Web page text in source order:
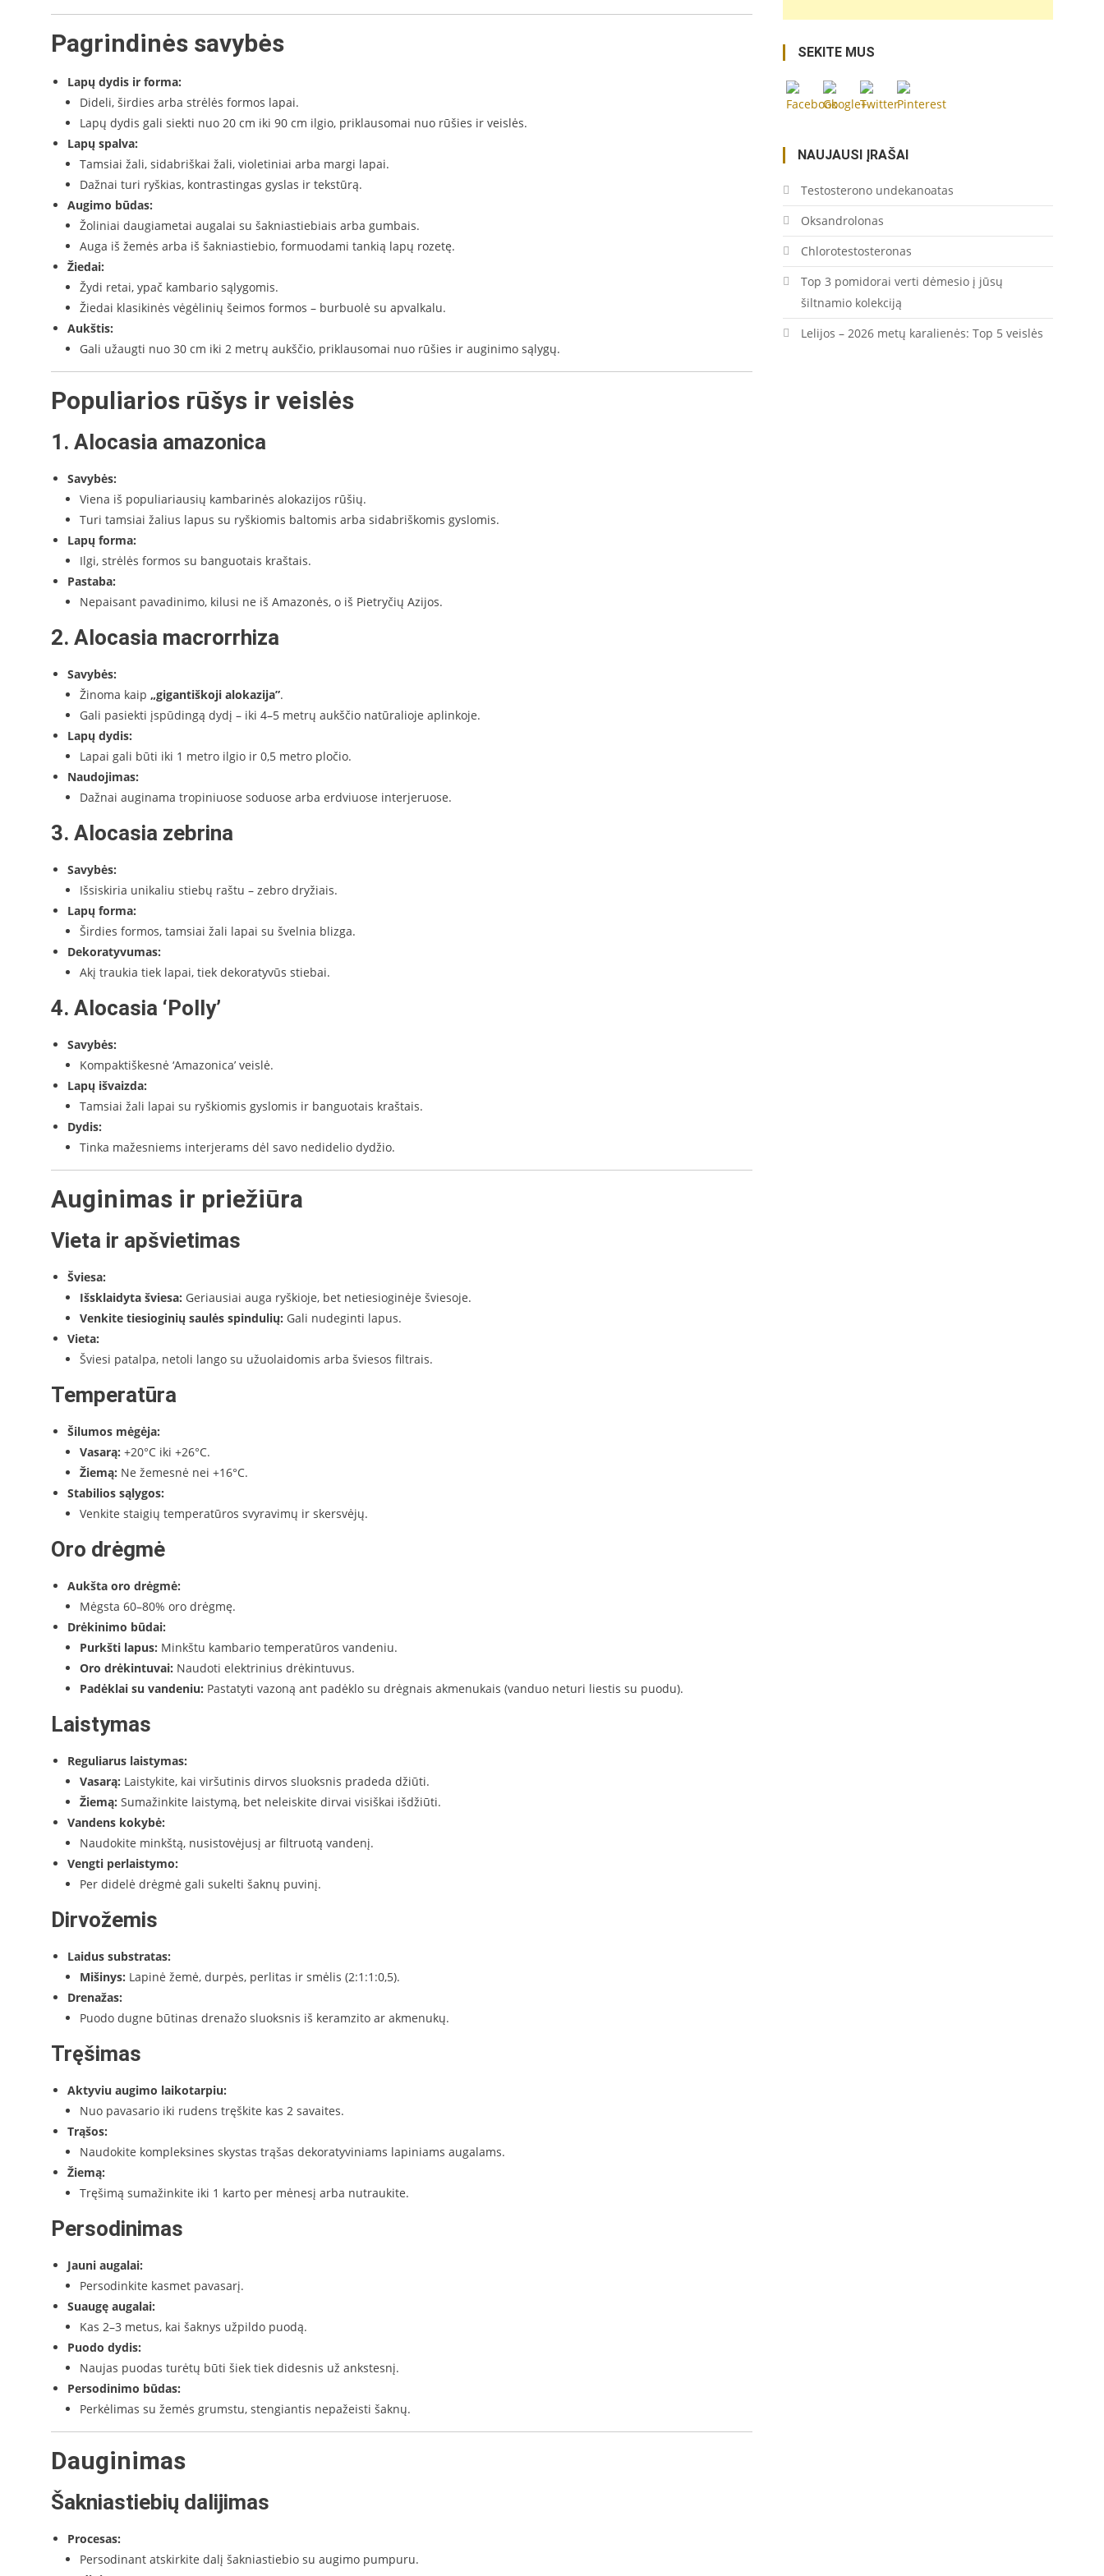
Pagrindinės savybės
Lapų dydis ir forma:
Dideli, širdies arba strėlės formos lapai.
Lapų dydis gali siekti nuo 20 cm iki 90 cm ilgio, priklausomai nuo rūšies ir veislės.
Lapų spalva:
Tamsiai žali, sidabriškai žali, violetiniai arba margi lapai.
Dažnai turi ryškias, kontrastingas gyslas ir tekstūrą.
Augimo būdas:
Žoliniai daugiametai augalai su šakniastiebiais arba gumbais.
Auga iš žemės arba iš šakniastiebio, formuodami tankią lapų rozetę.
Žiedai:
Žydi retai, ypač kambario sąlygomis.
Žiedai klasikinės vėgėlinių šeimos formos – burbuolė su apvalkalu.
Aukštis:
Gali užaugti nuo 30 cm iki 2 metrų aukščio, priklausomai nuo rūšies ir auginimo sąlygų.
Populiarios rūšys ir veislės
1. Alocasia amazonica
Savybės:
Viena iš populiariausių kambarinės alokazijos rūšių.
Turi tamsiai žalius lapus su ryškiomis baltomis arba sidabriškomis gyslomis.
Lapų forma:
Ilgi, strėlės formos su banguotais kraštais.
Pastaba:
Nepaisant pavadinimo, kilusi ne iš Amazonės, o iš Pietryčių Azijos.
2. Alocasia macrorrhiza
Savybės:
Žinoma kaip „gigantiškoji alokazija”.
Gali pasiekti įspūdingą dydį – iki 4–5 metrų aukščio natūralioje aplinkoje.
Lapų dydis:
Lapai gali būti iki 1 metro ilgio ir 0,5 metro pločio.
Naudojimas:
Dažnai auginama tropiniuose soduose arba erdviuose interjeruose.
3. Alocasia zebrina
Savybės:
Išsiskiria unikaliu stiebų raštu – zebro dryžiais.
Lapų forma:
Širdies formos, tamsiai žali lapai su švelnia blizga.
Dekoratyvumas:
Akį traukia tiek lapai, tiek dekoratyvūs stiebai.
4. Alocasia ‘Polly’
Savybės:
Kompaktiškesnė ‘Amazonica’ veislė.
Lapų išvaizda:
Tamsiai žali lapai su ryškiomis gyslomis ir banguotais kraštais.
Dydis:
Tinka mažesniems interjerams dėl savo nedidelio dydžio.
Auginimas ir priežiūra
Vieta ir apšvietimas
Šviesa:
Išsklaidyta šviesa: Geriausiai auga ryškioje, bet netiesioginėje šviesoje.
Venkite tiesioginių saulės spindulių: Gali nudeginti lapus.
Vieta:
Šviesi patalpa, netoli lango su užuolaidomis arba šviesos filtrais.
Temperatūra
Šilumos mėgėja:
Vasarą: +20°C iki +26°C.
Žiemą: Ne žemesnė nei +16°C.
Stabilios sąlygos:
Venkite staigių temperatūros svyravimų ir skersvėjų.
Oro drėgmė
Aukšta oro drėgmė:
Mėgsta 60–80% oro drėgmę.
Drėkinimo būdai:
Purkšti lapus: Minkštu kambario temperatūros vandeniu.
Oro drėkintuvai: Naudoti elektrinius drėkintuvus.
Padėklai su vandeniu: Pastatyti vazoną ant padėklo su drėgnais akmenukais (vanduo neturi liestis su puodu).
Laistymas
Reguliarus laistymas:
Vasarą: Laistykite, kai viršutinis dirvos sluoksnis pradeda džiūti.
Žiemą: Sumažinkite laistymą, bet neleiskite dirvai visiškai išdžiūti.
Vandens kokybė:
Naudokite minkštą, nusistovėjusį ar filtruotą vandenį.
Vengti perlaistymo:
Per didelė drėgmė gali sukelti šaknų puvinį.
Dirvožemis
Laidus substratas:
Mišinys: Lapinė žemė, durpės, perlitas ir smėlis (2:1:1:0,5).
Drenažas:
Puodo dugne būtinas drenažo sluoksnis iš keramzito ar akmenukų.
Tręšimas
Aktyviu augimo laikotarpiu:
Nuo pavasario iki rudens tręškite kas 2 savaites.
Trąšos:
Naudokite kompleksines skystas trąšas dekoratyviniams lapiniams augalams.
Žiemą:
Tręšimą sumažinkite iki 1 karto per mėnesį arba nutraukite.
Persodinimas
Jauni augalai:
Persodinkite kasmet pavasarį.
Suaugę augalai:
Kas 2–3 metus, kai šaknys užpildo puodą.
Puodo dydis:
Naujas puodas turėtų būti šiek tiek didesnis už ankstesnį.
Persodinimo būdas:
Perkėlimas su žemės grumstu, stengiantis nepažeisti šaknų.
Dauginimas
Šakniastiebių dalijimas
Procesas:
Persodinant atskirkite dalį šakniastiebio su augimo pumpuru.
SEKITE MUS
tropiniu-
gentis/">
NAUJAUSI ĮRAŠAI
Testosterono undekanoatas
Oksandrolonas
Chlorotestosteronas
Top 3 pomidorai verti dėmesio į jūsų
šiltnamio kolekciją
Lelijos – 2026 metų karalienės: Top 5 veislės